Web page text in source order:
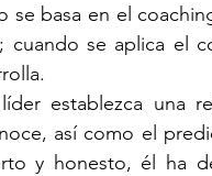
se basa en el
cuando se aplica el
establezca una
así como el
y honesto, él ha